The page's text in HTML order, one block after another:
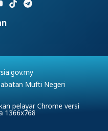
Mufti Negeri
pelayar Chrome versi
1366x768